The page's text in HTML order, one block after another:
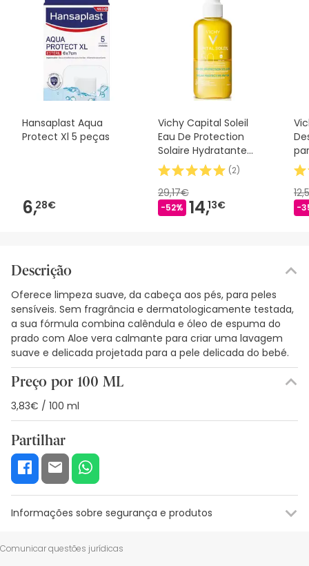
Hansaplast Aqua
Protect Xl 5 peças
6,28€
Vichy Capital Soleil
Eau De Protection
Solaire Hydratante
Spf50 VICHY,
(2)
29,17€
-52% 14,13€ -
Descrição
Oferece limpeza suave, da cabeça aos pés, para peles
sensíveis. Sem fragrância e dermatologicamente testada,
a sua fórmula combina calêndula e óleo de espuma do
prado com Aloe vera calmante para criar uma lavagem
suave e delicada projetada para a pele delicada do bebé.
Preço por 100 ML
3,83€ / 100 ml
Partilhar
Informações sobre segurança e produtos
Recursos de segurança visual
Comunicar questões jurídicas